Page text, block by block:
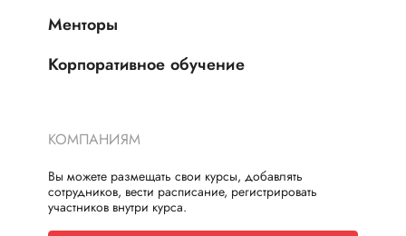
Менторы
Корпоративное обучение
КОМПАНИЯМ
Вы можете размещать свои курсы, добавлять
сотрудников, вести расписание, регистрировать
участников внутри курса.